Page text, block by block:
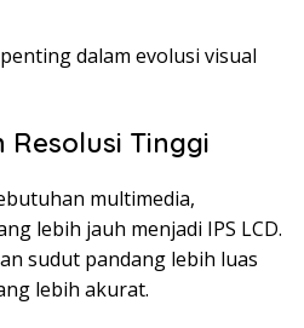
dalam evolusi visual
Resolusi Tinggi
multimedia,
lebih jauh menjadi IPS LCD.
sudut pandang lebih luas
lebih akurat.